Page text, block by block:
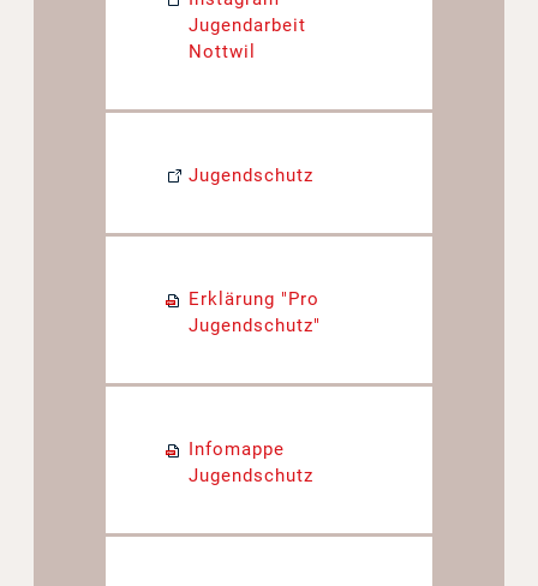
Jugendarbeit
Nottwil
Jugendschutz
Erklärung "Pro
Jugendschutz"
Infomappe
Jugendschutz